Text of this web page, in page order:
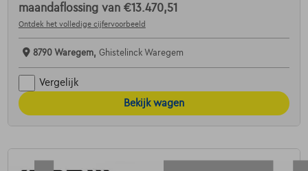
maandaflossing van €13.470,51
Ontdek het volledige cijfervoorbeeld
8790 Waregem, Ghistelinck Waregem
Vergelijk
Bekijk wagen